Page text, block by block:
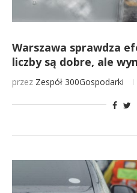
Warszawa sprawdza
liczby są dobre, ale
przez Zespół 300Gospodarki